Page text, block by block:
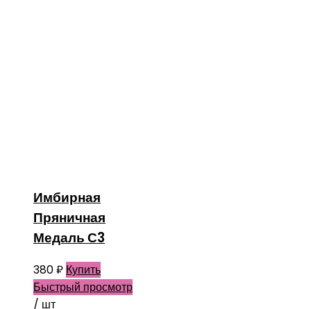
Имбирная
Пряничная
Медаль С3
380₽ Купить
Быстрый просмотр
/ шт